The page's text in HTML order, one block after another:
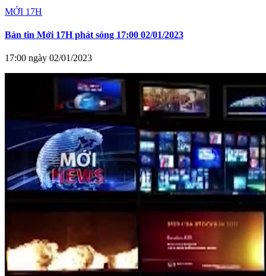
MỚI 17H
Bản tin Mới 17H phát sóng 17:00 02/01/2023
17:00 ngày 02/01/2023